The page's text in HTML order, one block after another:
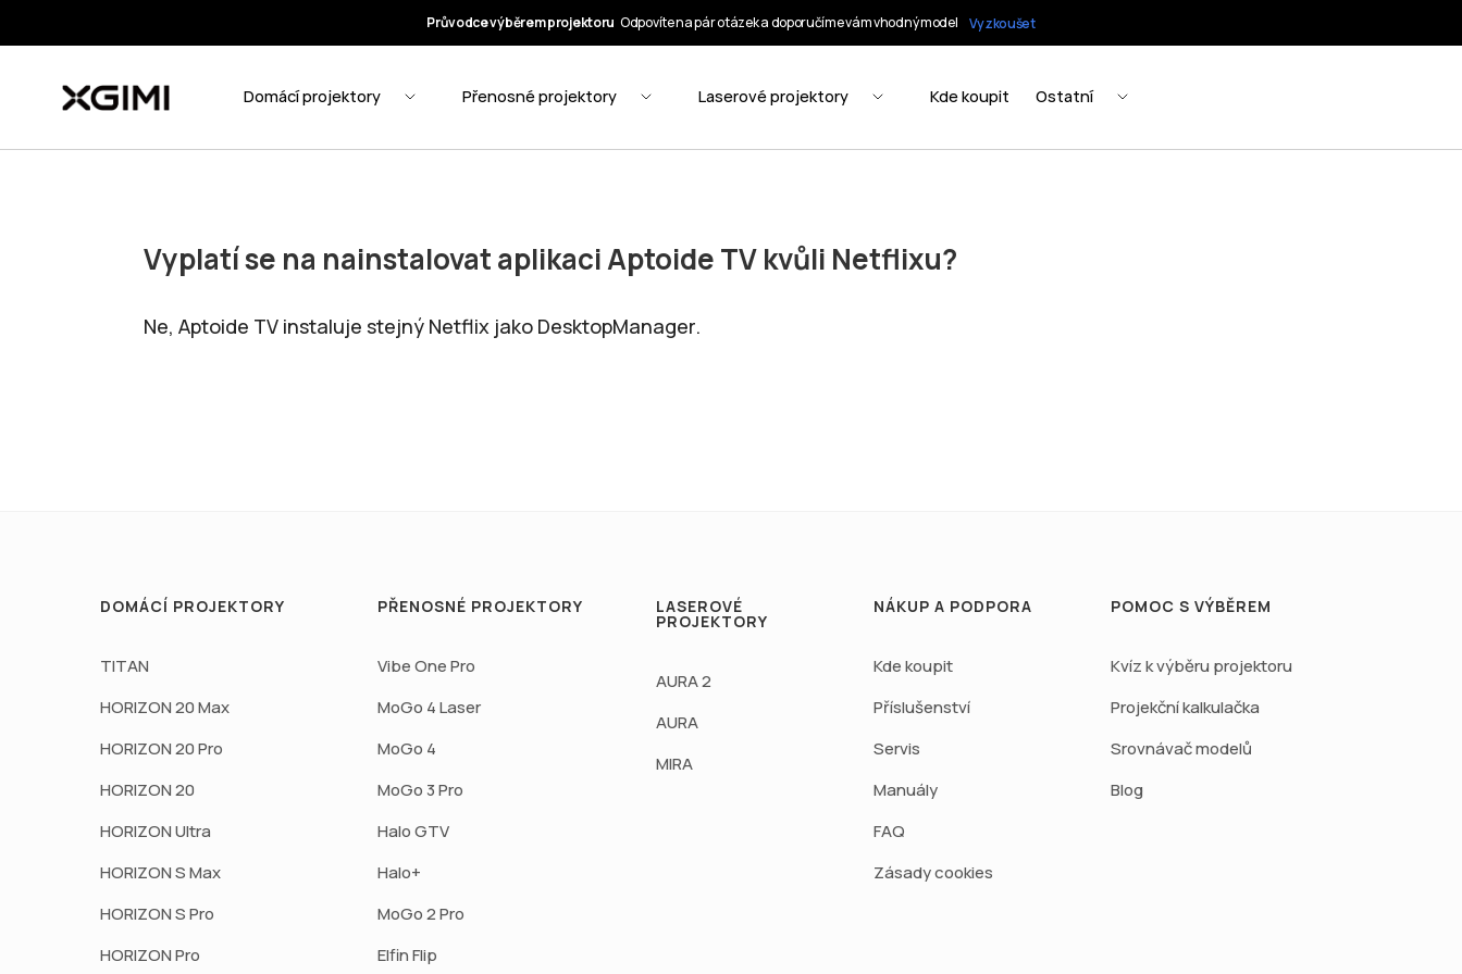
Vyplatí se na nainstalovat aplikaci Aptoide TV kvůli Netflixu?
Ne, Aptoide TV instaluje stejný Netflix jako DesktopManager.
DOMÁCÍ PROJEKTORY
TITAN
HORIZON 20 Max
HORIZON 20 Pro
HORIZON 20
HORIZON Ultra
HORIZON S Max
HORIZON S Pro
HORIZON Pro
PŘENOSNÉ PROJEKTORY
Vibe One Pro
MoGo 4 Laser
MoGo 4
MoGo 3 Pro
Halo GTV
Halo+
MoGo 2 Pro
Elfin Flip
LASEROVÉ
PROJEKTORY
AURA 2
AURA
MIRA
NÁKUP A PODPORA
Kde koupit
Příslušenství
Servis
Manuály
FAQ
Zásady cookies
POMOC S VÝBĚREM
Kvíz k výběru projektoru
Projekční kalkulačka
Srovnávač modelů
Blog